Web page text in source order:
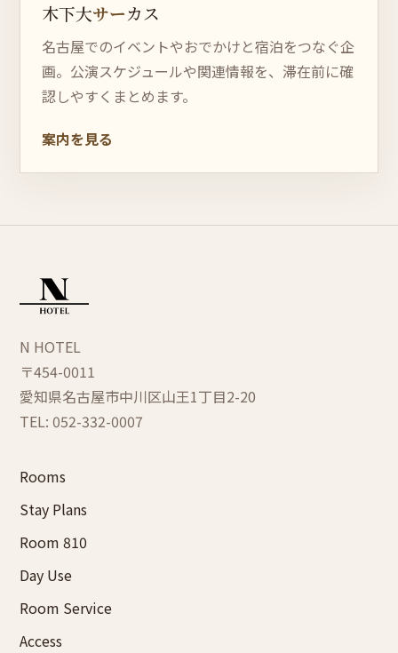
木下大サーカス
名古屋でのイベントやおでかけと宿泊をつなぐ企
画。公演スケジュールや関連情報を、滞在前に確
認しやすくまとめます。
案内を見る
N HOTEL
〒454-0011
愛知県名古屋市中川区山王1丁目2-20
TEL: 052-332-0007
Rooms
Stay Plans
Room 810
Day Use
Room Service
Access